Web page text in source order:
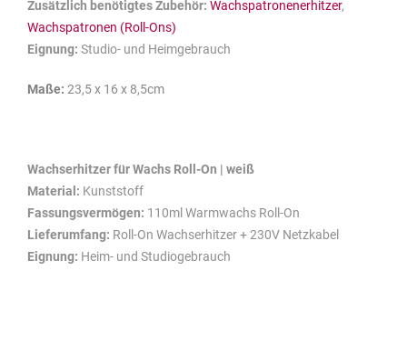
Zusätzlich benötigtes Zubehör: Wachspatronenerhitzer,
Wachspatronen (Roll-Ons)
Eignung: Studio- und Heimgebrauch
Maße: 23,5 x 16 x 8,5cm
Wachserhitzer für Wachs Roll-On | weiß
Material: Kunststoff
Fassungsvermögen: 110ml Warmwachs Roll-On
Lieferumfang: Roll-On Wachserhitzer + 230V Netzkabel
Eignung: Heim- und Studiogebrauch